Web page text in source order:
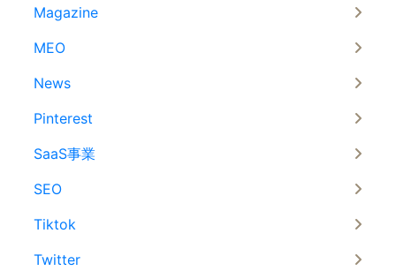
Magazine
MEO
News
Pinterest
SaaS事業
SEO
Tiktok
Twitter